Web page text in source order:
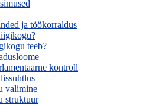
ja töökorraldus
teeb?
kontroll
valimine
struktuur